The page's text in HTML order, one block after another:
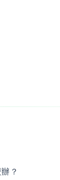
？